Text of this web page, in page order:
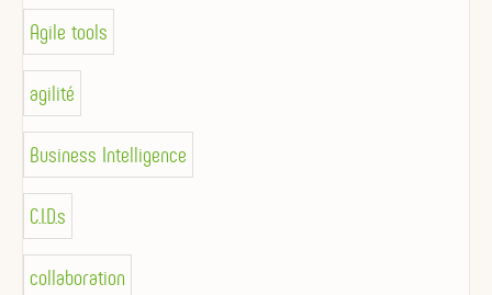
Agile tools
agilité
Business Intelligence
C.I.D.s
collaboration